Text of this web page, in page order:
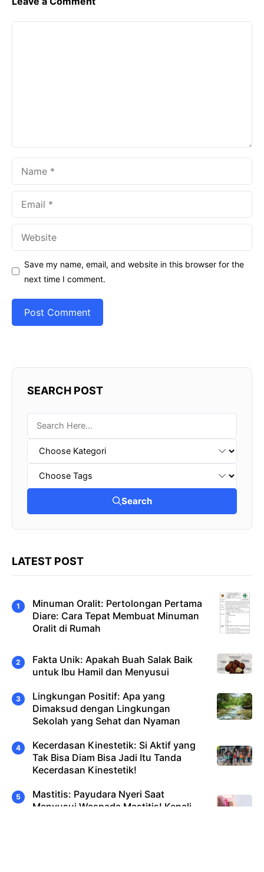
Save my name, email, and website in this browser for the
next time I comment.
SEARCH POST
Search
LATEST POST
Minuman Oralit: Pertolongan Pertama
Diare: Cara Tepat Membuat Minuman
Oralit di Rumah
Fakta Unik: Apakah Buah Salak Baik
untuk Ibu Hamil dan Menyusui
Lingkungan Positif: Apa yang
Dimaksud dengan Lingkungan
Sekolah yang Sehat dan Nyaman
Kecerdasan Kinestetik: Si Aktif yang
Tak Bisa Diam Bisa Jadi Itu Tanda
Kecerdasan Kinestetik!
Mastitis: Payudara Nyeri Saat
Menyusui Waspada Mastitis! Kenali